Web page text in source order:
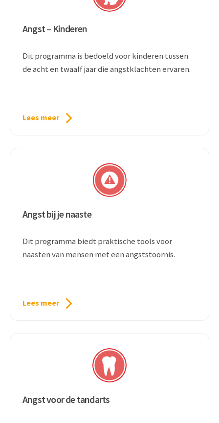
Angst – Kinderen
Dit programma is bedoeld voor kinderen tussen
de acht en twaalf jaar die angstklachten ervaren.
Lees meer
Angst bij je naaste
Dit programma biedt praktische tools voor
naasten van mensen met een angststoornis.
Lees meer
Angst voor de tandarts